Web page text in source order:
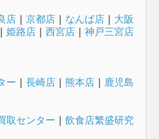
店｜ 京都店｜ なんば店｜ 大阪
姫路店｜ 西宮店｜ 神戸三宮店
ー ｜ 長崎店｜ 熊本店｜ 鹿児島
取センター ｜ 飲食店繁盛研究